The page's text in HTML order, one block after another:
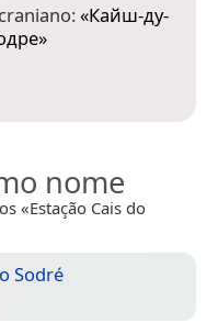
«Кайш-ду-
»
nome
«Estação Cais do
Sodré